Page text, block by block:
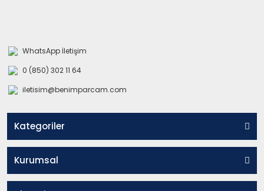
WhatsApp İletişim
0 (850) 302 11 64
iletisim@benimparcam.com
Kategoriler
Kurumsal